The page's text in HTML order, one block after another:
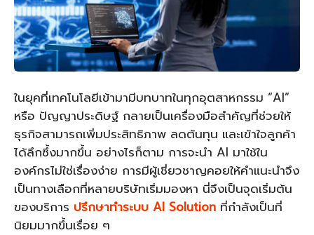
ในยุคที่เทคโนโลยีเข้ามามีบทบาทในทุกอุตสาหกรรม “AI”
หรือ ปัญญาประดิษฐ์ กลายเป็นเครื่องมือสำคัญที่ช่วยให้
ธุรกิจสามารถเพิ่มประสิทธิภาพ ลดต้นทุน และเข้าใจลูกค้า
ได้ลึกซึ้งมากขึ้น อย่างไรก็ตาม การจะนำ AI มาใช้ใน
องค์กรไม่ใช่เรื่องง่าย การมีผู้เชี่ยวชาญคอยให้คำแนะนำจึง
เป็นทางเลือกที่หลายบริษัทเริ่มมองหา นี่จึงเป็นจุดเริ่มต้น
ของบริการ ปรึกษาทำระบบ AI Solution ที่กำลังเป็นที่
นิยมมากขึ้นเรื่อย ๆ